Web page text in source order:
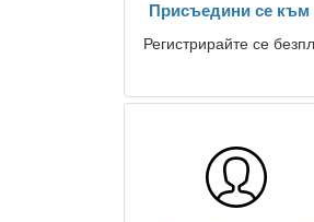
Присъедини се към
Регистрирайте се